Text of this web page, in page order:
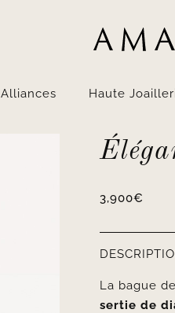
Alliances Haute
3,900€
La bague
sertie de